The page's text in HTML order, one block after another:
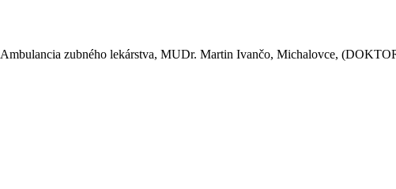
Ambulancia zubného lekárstva, MUDr. Martin Ivančo, Michalovce,